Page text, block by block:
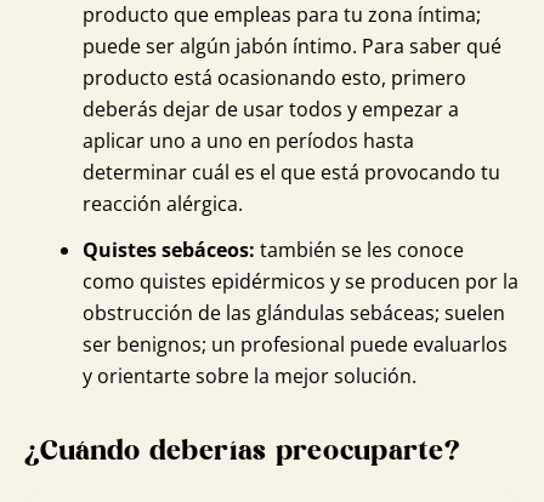
producto que empleas para tu zona íntima;
puede ser algún jabón íntimo. Para saber qué
producto está ocasionando esto, primero
deberás dejar de usar todos y empezar a
aplicar uno a uno en períodos hasta
determinar cuál es el que está provocando tu
reacción alérgica.
Quistes sebáceos: también se les conoce
como quistes epidérmicos y se producen por la
obstrucción de las glándulas sebáceas; suelen
ser benignos; un profesional puede evaluarlos
y orientarte sobre la mejor solución.
¿Cuándo deberías preocuparte?